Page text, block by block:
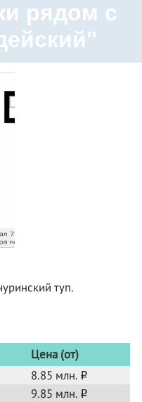
рядом с
туп.
Цена (от)
8.85 млн. o
9.85 млн. o